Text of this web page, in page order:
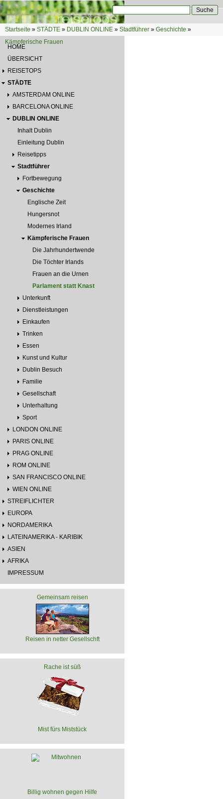
Direkt zum Inhalt
Suchformular
Sie sind hier
Startseite » STÄDTE » DUBLIN ONLINE » Stadtführer » Geschichte »
Kämpferische Frauen
HOME
ÜBERSICHT
REISETOPS
STÄDTE
AMSTERDAM ONLINE
BARCELONA ONLINE
DUBLIN ONLINE
Inhalt Dublin
Einleitung Dublin
Reisetipps
Stadtführer
Fortbewegung
Geschichte
Englische Zeit
Hungersnot
Modernes Irland
Kämpferische Frauen
Die Jahrhundertwende
Die Töchter Irlands
Frauen an die Urnen
Parlament statt Knast
Unterkunft
Dienstleistungen
Einkaufen
Trinken
Essen
Kunst und Kultur
Dublin Besuch
Familie
Gesellschaft
Unterhaltung
Sport
LONDON ONLINE
PARIS ONLINE
PRAG ONLINE
ROM ONLINE
SAN FRANCISCO ONLINE
WIEN ONLINE
STREIFLICHTER
EUROPA
NORDAMERIKA
LATEINAMERIKA - KARIBIK
ASIEN
AFRIKA
IMPRESSUM
Gemeinsam reisen
Reisen in netter Gesellschft
Rache ist süß
Mist fürs Miststück
Billig wohnen gegen Hilfe